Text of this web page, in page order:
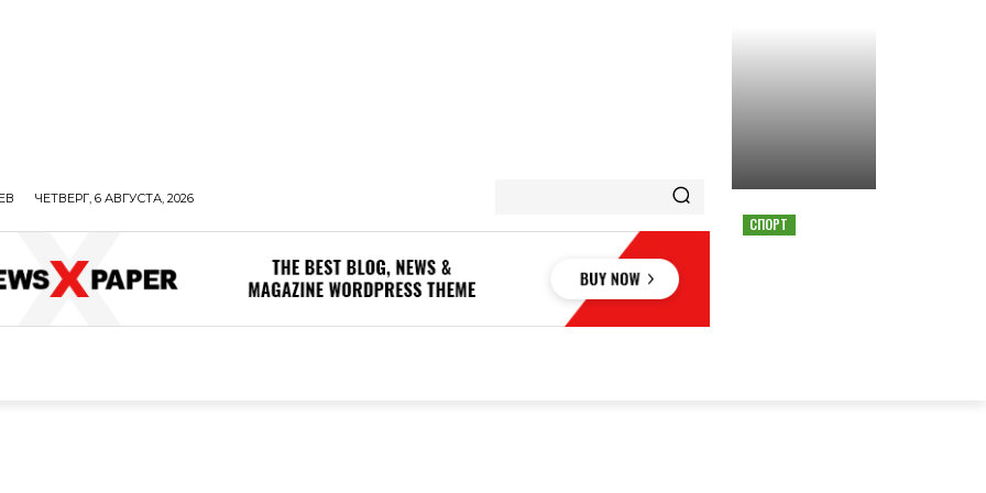
ЧЕТВЕРГ, 6 АВГУСТА, 2026
СПОРТ